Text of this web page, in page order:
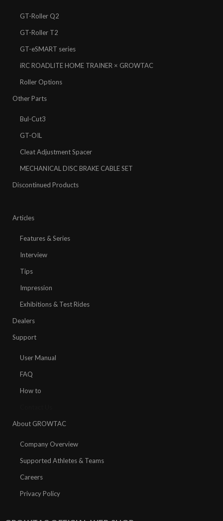
GT-Roller Q2
GT-Roller T2
GT-eSMART series
iRC ROADLITE HOME TRAINER × GROWTAC
Roller Options
Other Parts
Bul-Cut3
GT-OIL
Cleat Adjustment Spacer
MECHANICAL DISC BRAKE CABLE SET
Discontinued Products
Articles
Features & Series
Interview
Tips
Impression
Exhibitions & Test Rides
Dealers
Support
User Manual
FAQ
How to
About GROWTAC
Company Overview
Supported Athletes & Teams
Careers
Privacy Policy